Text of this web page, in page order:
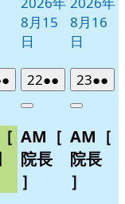
8月15
日
8月16
日
日
件
イ
ベ
ト)
222026
年
月
22
日
●●
件
イ
ベ
ト)
Close
AM［
院長
］
232026
年
月
23
日
●●
件
イ
Close
AM［
院長
］